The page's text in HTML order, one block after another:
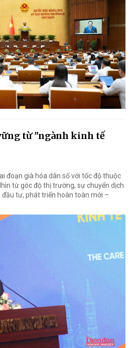
từ "ngành kinh tế
đoạn già hóa dân số với tốc độ thuộc
từ góc độ thị trường, sự chuyển dịch
tư, phát triển hoàn toàn mới –